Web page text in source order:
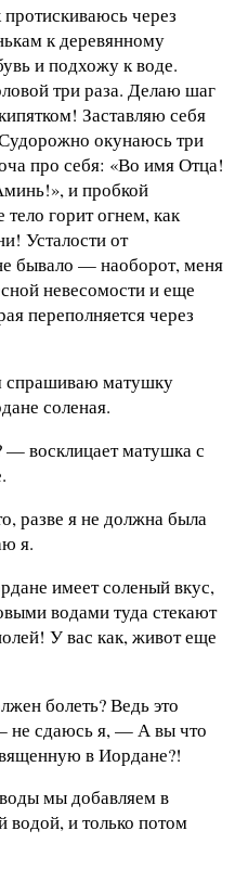
через
к деревянному
и подхожу к воде.
три раза. Делаю шаг
Заставляю себя
окунаюсь три
про себя: «Во имя Отца!
и пробкой
горит огнем, как
Усталости от
бывало — наоборот, меня
невесомости и еще
переполняется через
спрашиваю матушку
соленая.
восклицает матушка с
разве я не должна была
я.
имеет соленый вкус,
водами туда стекают
У вас как, живот еще
болеть? Ведь это
не сдаюсь я, — А вы что
в Иордане?!
мы добавляем в
водой, и только потом